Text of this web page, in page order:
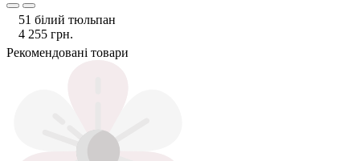
51 білий тюльпан
4 255 грн.
Рекомендовані товари